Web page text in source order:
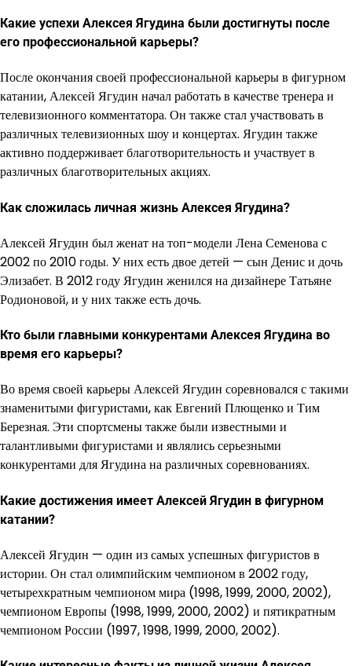
Какие успехи Алексея Ягудина были достигнуты после
его профессиональной карьеры?
После окончания своей профессиональной карьеры в фигурном
катании, Алексей Ягудин начал работать в качестве тренера и
телевизионного комментатора. Он также стал участвовать в
различных телевизионных шоу и концертах. Ягудин также
активно поддерживает благотворительность и участвует в
различных благотворительных акциях.
Как сложилась личная жизнь Алексея Ягудина?
Алексей Ягудин был женат на топ-модели Лена Семенова с
2002 по 2010 годы. У них есть двое детей — сын Денис и дочь
Элизабет. В 2012 году Ягудин женился на дизайнере Татьяне
Родионовой, и у них также есть дочь.
Кто были главными конкурентами Алексея Ягудина во
время его карьеры?
Во время своей карьеры Алексей Ягудин соревновался с такими
знаменитыми фигуристами, как Евгений Плющенко и Тим
Березная. Эти спортсмены также были известными и
талантливыми фигуристами и являлись серьезными
конкурентами для Ягудина на различных соревнованиях.
Какие достижения имеет Алексей Ягудин в фигурном
катании?
Алексей Ягудин — один из самых успешных фигуристов в
истории. Он стал олимпийским чемпионом в 2002 году,
четырехкратным чемпионом мира (1998, 1999, 2000, 2002),
чемпионом Европы (1998, 1999, 2000, 2002) и пятикратным
чемпионом России (1997, 1998, 1999, 2000, 2002).